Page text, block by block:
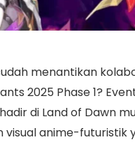
menantikan
2025 Phase 1?
di Land of Dawn
visual anime-futuristik